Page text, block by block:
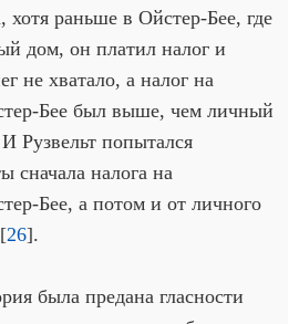
раньше в Ойстер-Бее, где
дом, он платил налог и
не хватало, а налог на
Бее был выше, чем личный
Рузвельт попытался
сначала налога на
Бее, а потом и от личного
26].
была предана гласности